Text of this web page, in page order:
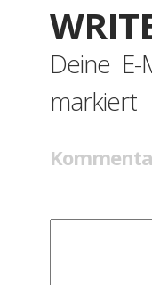
Deine
markiert